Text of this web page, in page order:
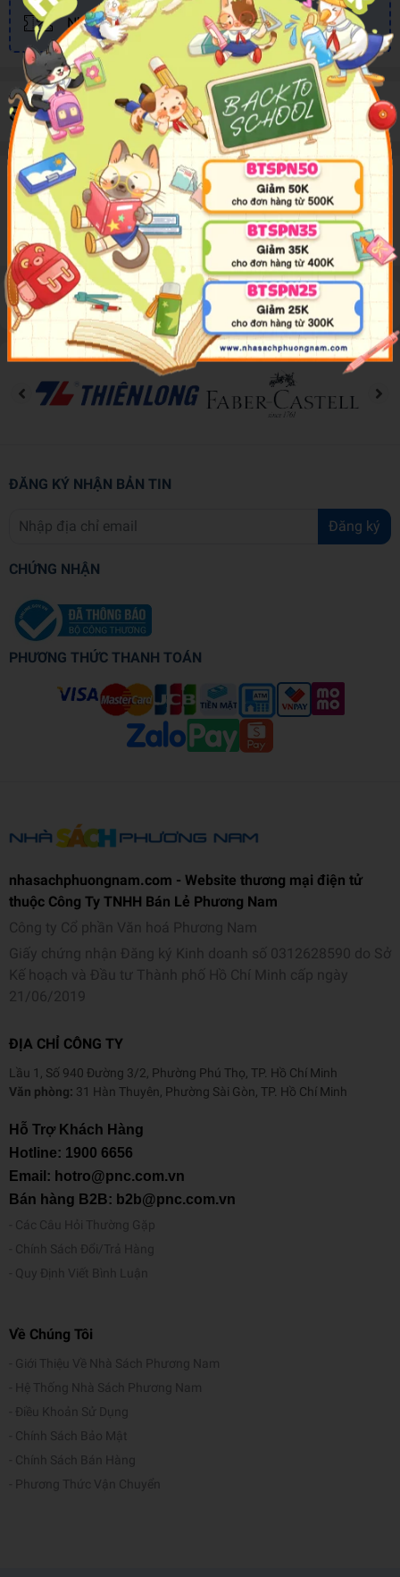
Nhiều khuyến mãi, ưu đãi
Sản phẩm cùng loại
Mô tả sản phẩm
Thông tin sản phẩm đang được cập nhật
Đánh giá sản phẩm
ĐĂNG KÝ NHẬN BẢN TIN
Đăng ký
CHỨNG NHẬN
PHƯƠNG THỨC THANH TOÁN
nhasachphuongnam.com - Website thương mại điện tử
thuộc Công Ty TNHH Bán Lẻ Phương Nam
Công ty Cổ phần Văn hoá Phương Nam
Giấy chứng nhận Đăng ký Kinh doanh số 0312628590 do Sở
Kế hoạch và Đầu tư Thành phố Hồ Chí Minh cấp ngày
21/06/2019
ĐỊA CHỈ CÔNG TY
Lầu 1, Số 940 Đường 3/2, Phường Phú Thọ, TP. Hồ Chí Minh
Văn phòng: 31 Hàn Thuyên, Phường Sài Gòn, TP. Hồ Chí Minh
Hỗ Trợ Khách Hàng
Hotline: 1900 6656
Email: hotro@pnc.com.vn
Bán hàng B2B: b2b@pnc.com.vn
Các Câu Hỏi Thường Gặp
Chính Sách Đổi/Trả Hàng
Quy Định Viết Bình Luận
Về Chúng Tôi
Giới Thiệu Về Nhà Sách Phương Nam
Hệ Thống Nhà Sách Phương Nam
Điều Khoản Sử Dụng
Chính Sách Bảo Mật
Chính Sách Bán Hàng
Phương Thức Vận Chuyển